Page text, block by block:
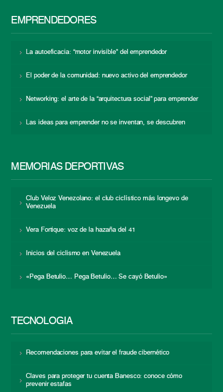
EMPRENDEDORES
La autoeficacia: “motor invisible” del emprendedor
El poder de la comunidad: nuevo activo del emprendedor
Networking: el arte de la “arquitectura social” para emprender
Las ideas para emprender no se inventan, se descubren
MEMORIAS DEPORTIVAS
Club Veloz Venezolano: el club ciclístico más longevo de
Venezuela
Vera Fortique: voz de la hazaña del 41
Inicios del ciclismo en Venezuela
«Pega Betulio… Pega Betulio… Se cayó Betulio»
TECNOLOGÍA
Recomendaciones para evitar el fraude cibernético
Claves para proteger tu cuenta Banesco: conoce cómo
prevenir estafas